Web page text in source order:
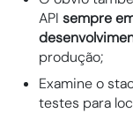
API sempre
produção;
Examine o
testes para